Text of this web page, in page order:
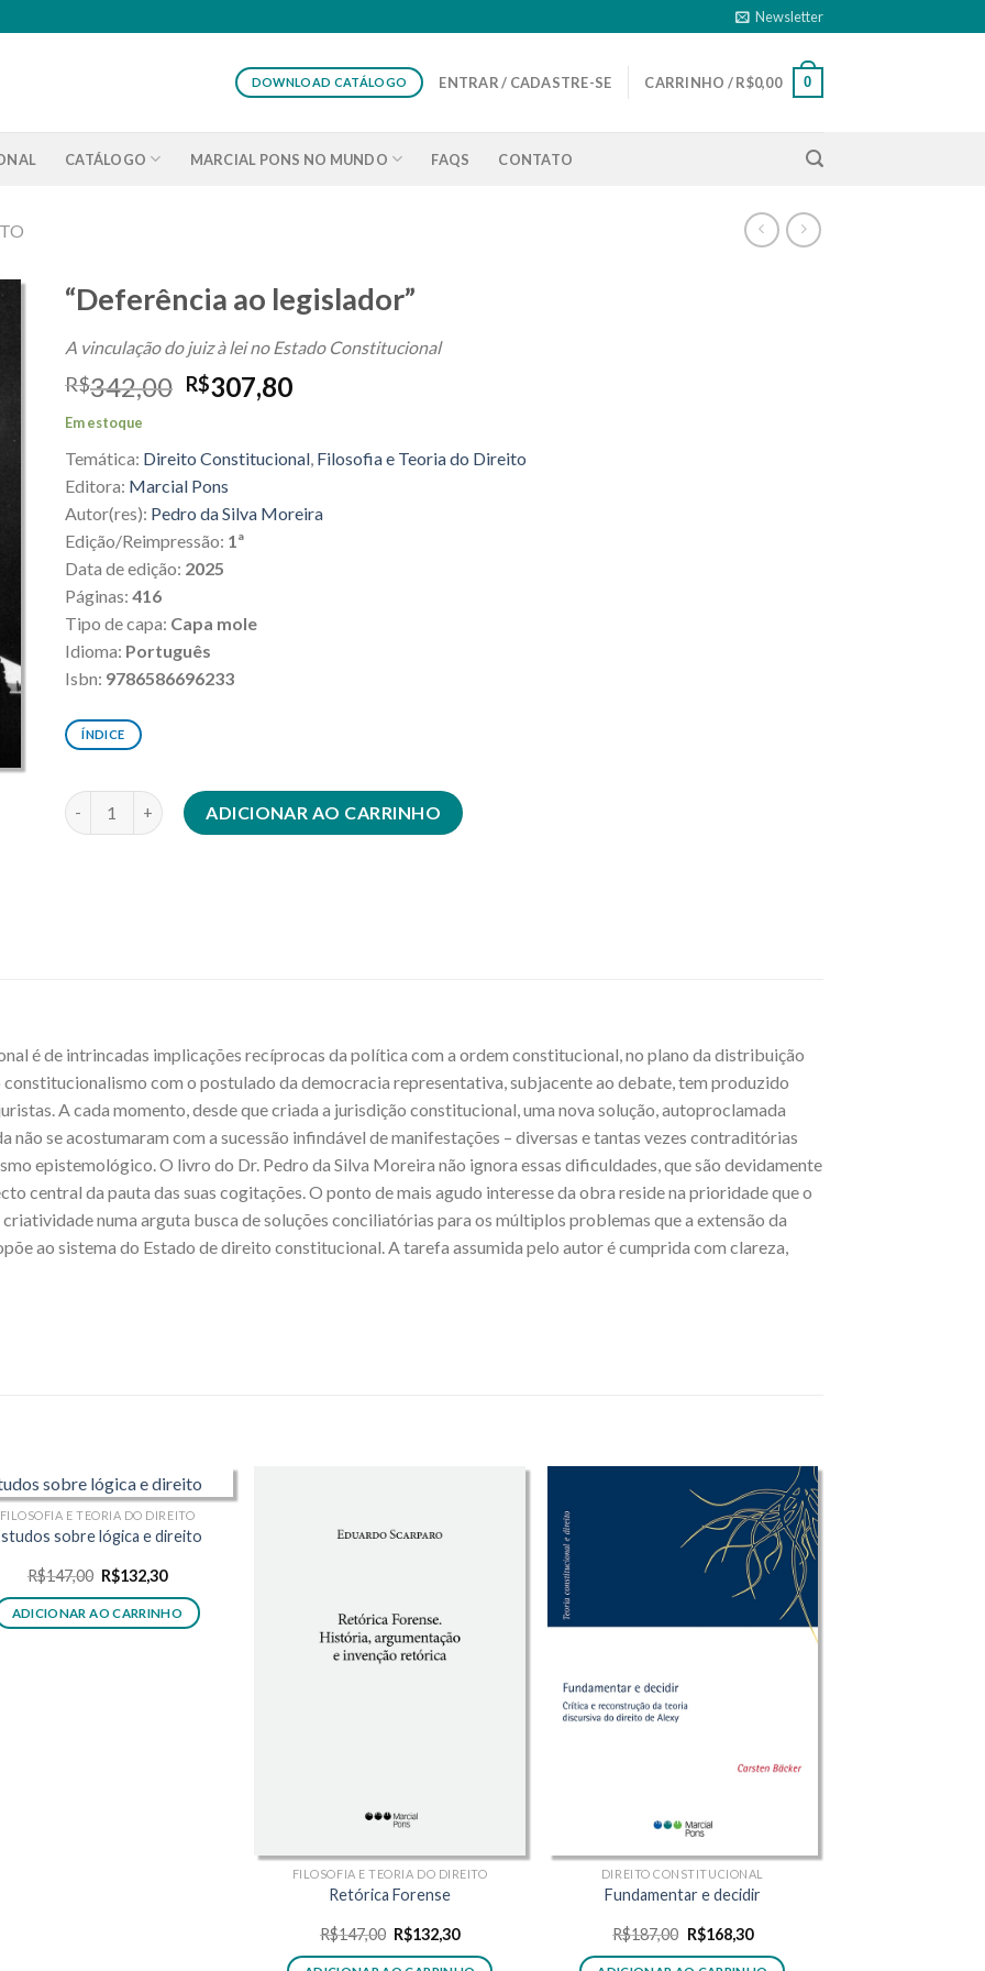
Newsletter
DOWNLOAD CATÁLOGO ENTRAR / CADASTRE-SE CARRINHO /R$0,00 0
CATÁLOGO MARCIAL PONS NO MUNDO FAQS CONTATO
“Deferência ao legislador”
A vinculação do juiz à lei no Estado Constitucional
R$342,00 O
era:
R$342,00.
R$307,80O
é:
Em estoque
Temática: Direito Constitucional, Filosofia e Teoria do Direito
Editora: Marcial Pons
Autor(res): Pedro da Silva Moreira
Edição/Reimpressão: 1ª
Data de edição: 2025
Páginas: 416
Tipo de capa: Capa mole
Idioma: Português
Isbn: 9786586696233
ÍNDICE
"Deferência ao legislador" quantidade
ADICIONAR AO CARRINHO
é de intrincadas implicações recíprocas da política com a ordem constitucional, no plano da distribuição
com o postulado da democracia representativa, subjacente ao debate, tem produzido
A cada momento, desde que criada a jurisdição constitucional, uma nova solução, autoproclamada
não se acostumaram com a sucessão infindável de manifestações – diversas e tantas vezes contraditórias
epistemológico. O livro do Dr. Pedro da Silva Moreira não ignora essas dificuldades, que são devidamente
central da pauta das suas cogitações. O ponto de mais agudo interesse da obra reside na prioridade que o
numa arguta busca de soluções conciliatórias para os múltiplos problemas que a extensão da
ao sistema do Estado de direito constitucional. A tarefa assumida pelo autor é cumprida com clareza,
FILOSOFIA E TEORIA DO DIREITO
sobre lógica e direito
R$147,00 O
preço
original
era:
R$132,30O
atual
é:
ADICIONAR AO CARRINHO
FILOSOFIA E TEORIA DO DIREITO
Retórica Forense
R$147,00 O
preço
original
R$132,30O
atual
DIREITO CONSTITUCIONAL
Fundamentar e decidir
R$187,00 O
preço
original
R$168,30O
atual